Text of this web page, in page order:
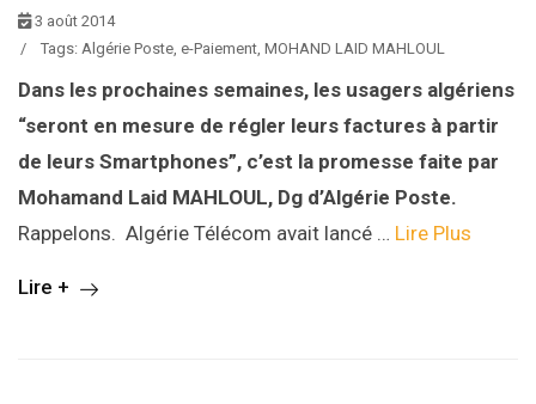
3 août 2014
/
Tags: Algérie Poste, e-Paiement, MOHAND LAID MAHLOUL
Dans les prochaines semaines, les usagers algériens
“seront en mesure de régler leurs factures à partir
de leurs Smartphones”, c’est la promesse faite par
Mohamand Laid MAHLOUL, Dg d’Algérie Poste.
Rappelons. Algérie Télécom avait lancé … Lire Plus
Lire +